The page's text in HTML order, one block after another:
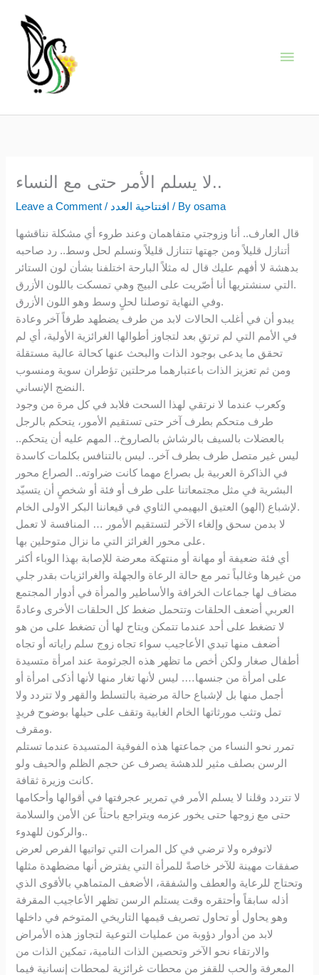
content
لا يسلم الأمر حتى مع النساء..
Leave a Comment / افتتاحية العدد / Byosama
قال العارف.. أنا وزوجتي متفاهمان وعند طروء أي مشكلة نناقشها
أتنازل قليلاً ومن جهتها تتنازل قليلاً ونسلم لحل وسط.. رد صاحبه
بدهشة لا أفهم عليك قال له مثلاً البارحة اختلفنا بشأن لون الستائر
التي سنشتريها أنا أصّريت على البيج وهي تمسكت باللون الأزرق.
وفي النهاية توصلنا لحلٍ وسط وهو اللون الأزرق.
يبدو أن في أغلب الحالات لابد من طرف يضطهد طرفاً آخر وعادة
في الأمم التي لم ترتقِ بعد لتجاوز أطوالها الغرائزية الأولية، أي لم
تحقق ما يدعى بوجود الذات والبحث عنها كحالة عالية مستقلة
ومن ثم تعزيز الذات باعتبارهما مرحلتين تؤطران سوية ومنسوب
النضج الإنساني.
وكعرب عندما لا نرتقي لهذا السحت فلابد في كل مرة من وجود
طرف متحكم بطرف آخر حتى تستقيم الأمور، يتحكم بالرجل
بالعضلات بالسيف بالرشاش بالصاروخ.. المهم عليه أن يتحكم..
ليس غير متصل طرف بطرف آخر.. ليس بالتنافس بكلمات كاسدة
في الذاكرة العربية بل بصراع مهما كانت ضراوته.. الصراع محور
البشرية في مثل مجتمعاتنا على طرف أو فئة أو شخصٍ أن يتسيّد
لإشباع (الهو) العتيق البهيمي الثاوي في قيعاننا البكر الاولى الخام.
لا بدمن سحق وإلغاء الآخر لتستقيم الأمور … المنافسة لا تعمل
على محور الغرائز التي ما نزال متوحلين بها.
أي فئة ضعيفة أو مهانة أو منتهكة معرضة للإصابة بهذا الوباء أكثر
من غيرها وغالباً تمر مع حالة الرعاة والجهلة والغرائزيات بقدر جلي
مضاف لها جماعات الخرافة والأساطير والمرأة في أدوار المجتمع
العربي أضعف الحلقات وتتحمل ضغط كل الحلقات الأخرى وعادةً
لا تضغط على أحد عندما تتمكن ويتاح لها أن تضغط على من هو
أضعف منها تبدي الأعاجيب سواء تجاه زوج سلم راياته أو تجاه
أطفال صغار ولكن أخص ما تظهر هذه الجرثومة عند امرأة متسيدة
على امرأة من جنسها…. ليس لأنها تغار منها لأنها أذكى امرأة أو
أجمل منها بل لإشباع حالة مرضية بالتسلط والقهر ولا تتردد ولا
تمل وتثب مورثاتها الخام الغابية وتقف على حيلها بوضوح فريدٍ
ومقرف.
تمرر نحو النساء من جماعتها هذه الفوقية المتسيدة عندما تستلم
الرسن بصلف مثير للدهشة يصرف عن حجم الظلم والحيف ولو
كانت وزيرة ثقافة.
لا تتردد وقلنا لا يسلم الأمر في تمرير عجرفتها في أقوالها وأحكامها
حتى مع زوجها حتى يخور عزمه ويتراجع باحثاً عن الأمن والسلامة
والركون للهدوء..
لاتوفره ولا ترضي في كل المرات التي تواتيها الفرص لعرض
صفقات مهينة للآخر خاصةً للمرأة التي يفترض أنها مضطهدة مثلها
وتحتاج للرعاية والعطف والشفقة، الأضعف المتماهي بالأقوى الذي
أذله سابقاً وأحتقره وقت يستلم الرسن تظهر الأعاجيب المقرفة
وهو يحاول أو تحاول تصريف قيمها التاريخي المتوخم في داخلها
لابد من أدوار دؤوبة من عمليات التوعية لتجاوز هذه الأمراض
والارتقاء نحو الآخر وتحصين الذات النامية، تمكين الذات من
المعرفة والحب للقفز من محطات غرائزية لمحطات إنسانية فيما